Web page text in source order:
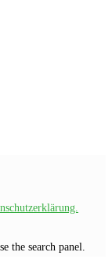
the search panel.